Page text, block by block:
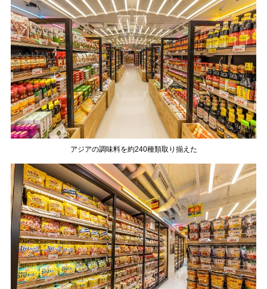
アジアの調味料を約240種類取り揃えた